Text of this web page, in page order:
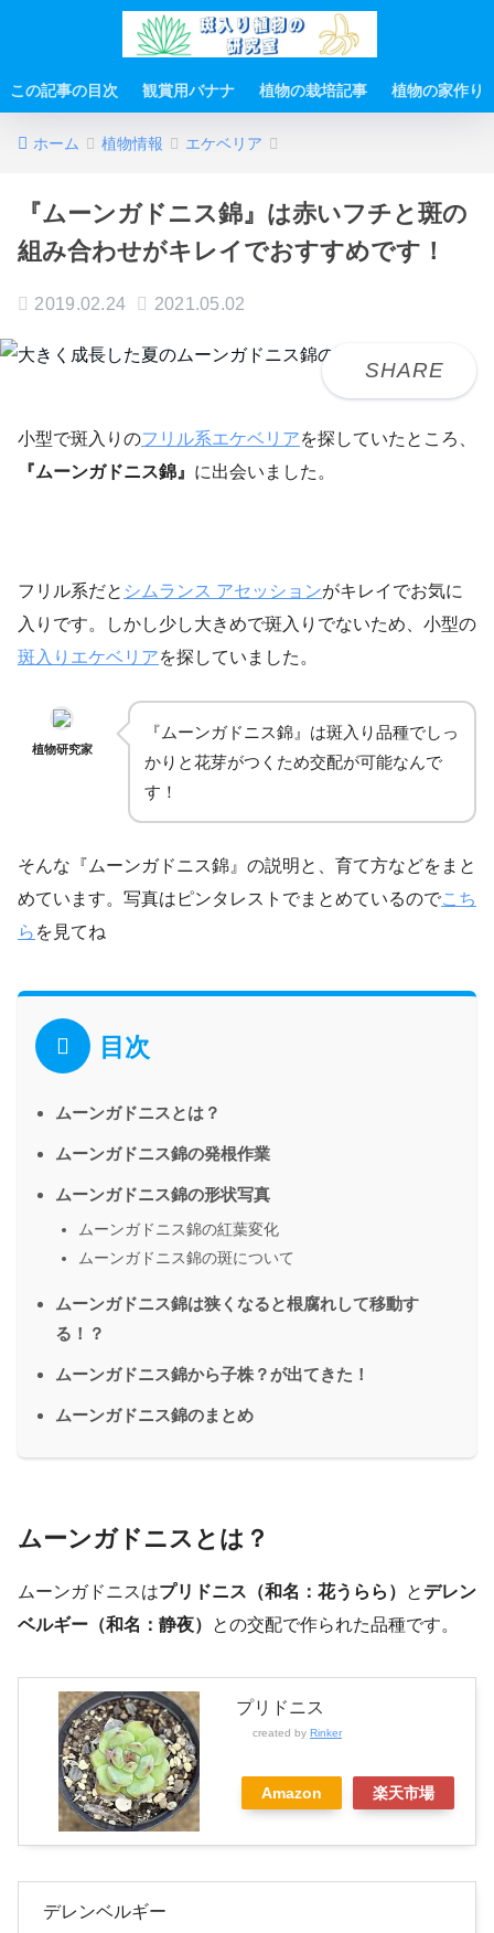
この記事の目次 観賞用バナナ 植物の栽培記事 植物の家作り
ホーム 植物情報 エケベリア
『ムーンガドニス錦』は赤いフチと斑の
組み合わせがキレイでおすすめです！
2019.02.24 2021.05.02
小型で斑入りのフリル系エケベリアを探していたところ、
『ムーンガドニス錦』 に出会いました。
フリル系だと シムランス アセッションがキレイでお気に
入りです。しかし少し大きめで斑入りでないため、小型の
斑入りエケベリアを探していました。
植物研究家
『ムーンガドニス錦』は斑入り品種でしっ
かりと花芽がつくため交配が可能なんで
す！
そんな『ムーンガドニス錦』の説明と、育て方などをまと
めています。写真はピンタレストでまとめているのでこち
ら を見てね
目次
ムーンガドニスとは？
ムーンガドニス錦の発根作業
ムーンガドニス錦の形状写真
ムーンガドニス錦の紅葉変化
ムーンガドニス錦の斑について
ムーンガドニス錦は狭くなると根腐れして移動す
る！？
ムーンガドニス錦から子株？が出てきた！
ムーンガドニス錦のまとめ
ムーンガドニスとは？
ムーンガドニスはプリドニス（和名：花うらら） と デレン
ベルギー（和名：静夜）
との交配で作られた品種です。
プリドニス
created by Rinker
Amazon 楽天市場
デレンベルギー